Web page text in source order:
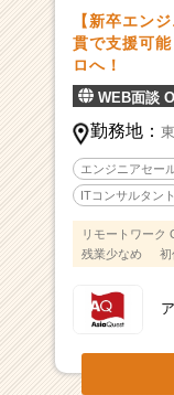
【新卒エン
貫で支援可
ロへ！
WEB面談
勤務地：
エンジニアセー
ITコンサルタント
リモートワーク
残業少なめ
初